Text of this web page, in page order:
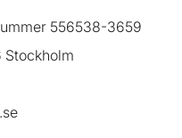
556538-3659
Stockholm